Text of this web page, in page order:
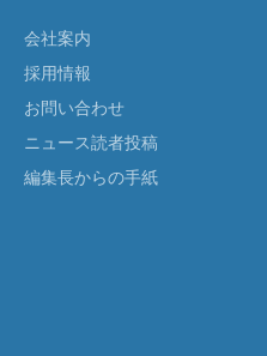
会社案内
採用情報
お問い合わせ
ニュース読者投稿
編集長からの手紙